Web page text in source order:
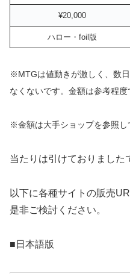
¥20,000
ハロー・foil版
※MTGは値動きが激しく、数
なくないです。金額は参考程度
※金額は大手ショップを参照し
当たりは引けておりました
以下に各種サイトの販売
是非ご検討ください。
■日本語版